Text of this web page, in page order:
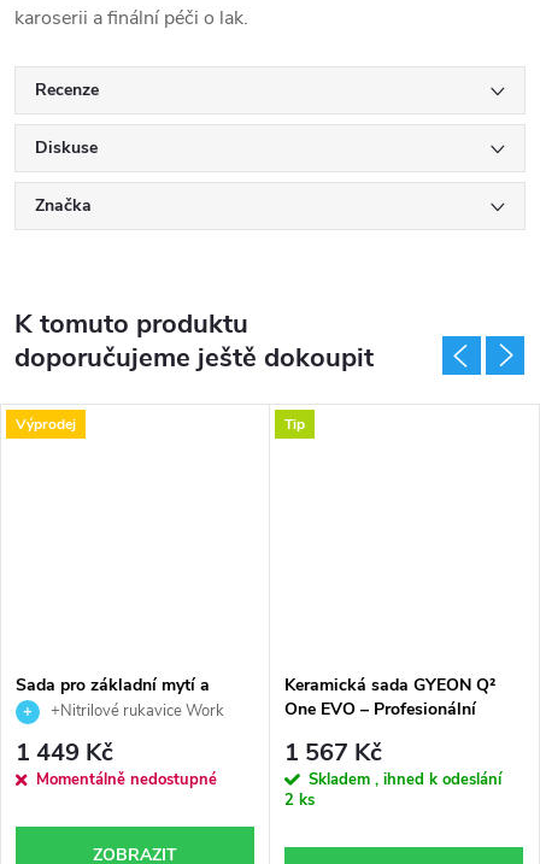
karoserii a finální péči o lak.
Recenze
Diskuse
Značka
K tomuto produktu
doporučujeme ještě dokoupit
Výprodej
Sada pro základní mytí a
ošetření auta Fresso
+Nitrilové rukavice Work
Stuff Work
1 449 Kč
Momentálně nedostupné
ZOBRAZIT
Tip
Keramická sada GYEON Q²
One EVO – Profesionální
1 567 Kč
Skladem , ihned k odeslání
2 ks